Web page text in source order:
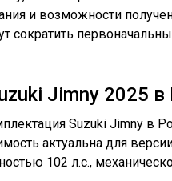
и возможности
сократить
Jimny 2025 в
Suzuki Jimny в
актуальна для
102 л.с.,